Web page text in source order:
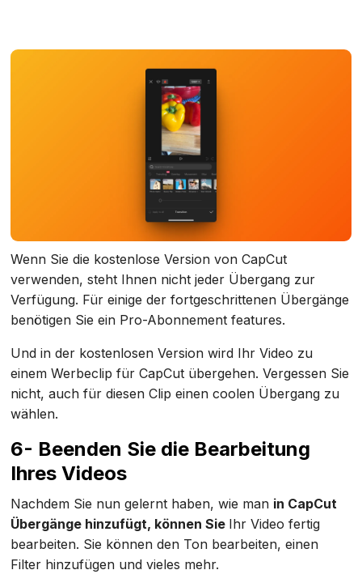
Wenn Sie die kostenlose Version von CapCut
verwenden, steht Ihnen nicht jeder Übergang zur
Verfügung. Für einige der fortgeschrittenen Übergänge
benötigen Sie ein Pro-Abonnement features.
Und in der kostenlosen Version wird Ihr Video zu
einem Werbeclip für CapCut übergehen. Vergessen Sie
nicht, auch für diesen Clip einen coolen Übergang zu
wählen.
6- Beenden Sie die Bearbeitung
Ihres Videos
Nachdem Sie nun gelernt haben, wie man in CapCut
Übergänge hinzufügt, können Sie Ihr Video fertig
bearbeiten. Sie können den Ton bearbeiten, einen
Filter hinzufügen und vieles mehr.